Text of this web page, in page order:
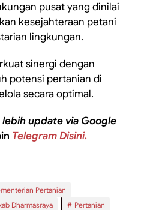
pusat yang dinilai
kesejahteraan petani
lingkungan.
sinergi dengan
potensi pertanian di
secara optimal.
lebih update via Google
Telegram Disini.
Pertanian
Dharmasraya Pertanian